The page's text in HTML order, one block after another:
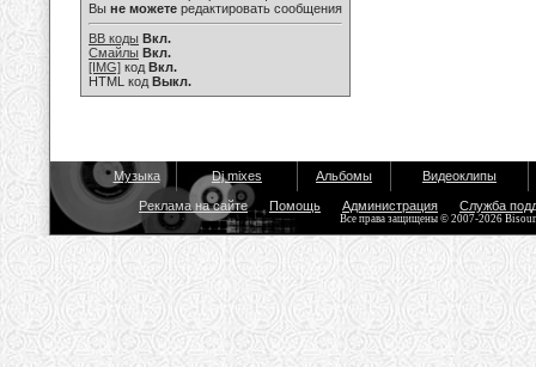
Вы не можете редактировать сообщения
BB коды Вкл.
Смайлы Вкл.
[IMG] код Вкл.
HTML код Выкл.
Музыка Dj mixes Альбомы Видеоклипы
Реклама на сайте Помощь Администрация Служба
Все права защищены © 2007-2026